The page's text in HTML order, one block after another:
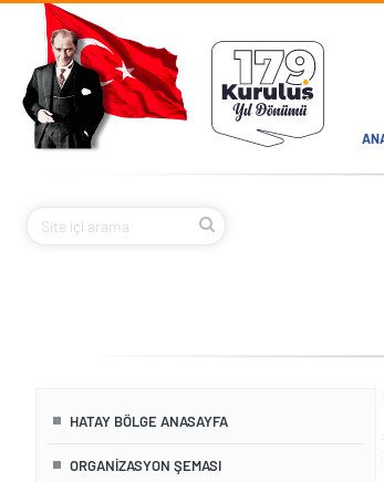
Ana içeriğe atla
HATAY BÖLGE ANASAYFA
ORGANIZASYON ŞEMASI